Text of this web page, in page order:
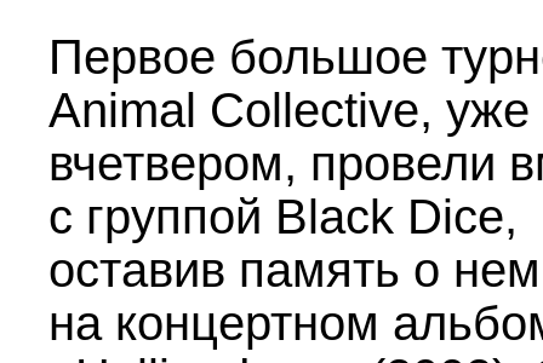
Первое большое
Animal Collective, уже
вчетвером, провели
с группой Black Dice,
оставив память о нем
на концертном